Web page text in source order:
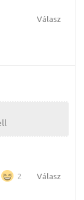
Válasz
2 Válasz